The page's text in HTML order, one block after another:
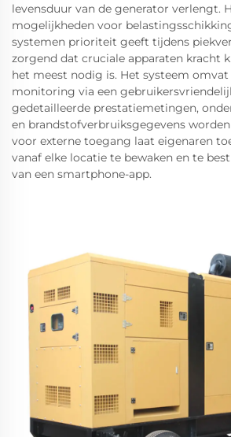
levensduur van de generator verlengt.
mogelijkheden voor
systemen prioriteit geeft tijdens
zorgend dat cruciale apparaten kracht
het meest nodig is. Het systeem
monitoring via een
gedetailleerde prestatiemetingen,
en brandstofverbruiksgegevens
voor externe toegang laat eigenaren
vanaf elke locatie te bewaken en te
van een smartphone-app.